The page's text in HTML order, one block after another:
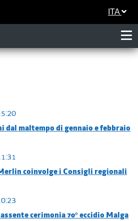
ITA
dal maltempo di gennaio e febbraio
coinvolge i Consigli regionali
cerimonia 70° eccidio Malga